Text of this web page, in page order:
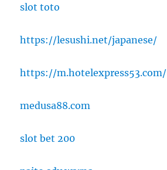
slot toto
https://lesushi.net/japanese/
https://m.hotelexpress53.com/
medusa88.com
slot bet 200